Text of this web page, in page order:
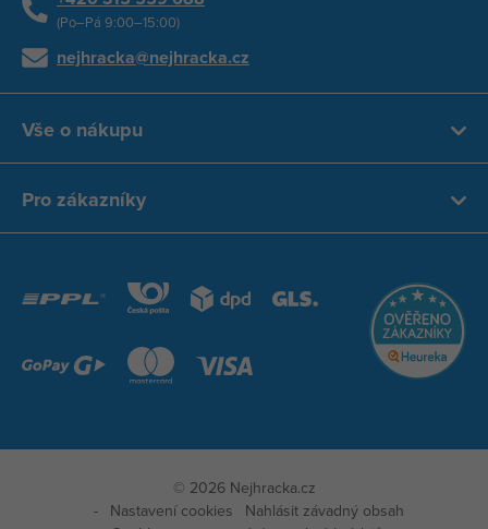
(Po–Pá 9:00–15:00)
nejhracka@nejhracka.cz
Vše o nákupu
Pro zákazníky
© 2026 Nejhracka.cz
Nastavení cookies
Nahlásit závadný obsah